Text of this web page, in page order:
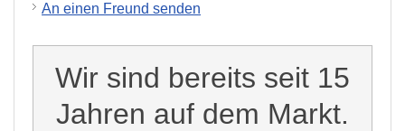
An einen Freund senden
Wir sind bereits seit 15
Jahren auf dem Markt.